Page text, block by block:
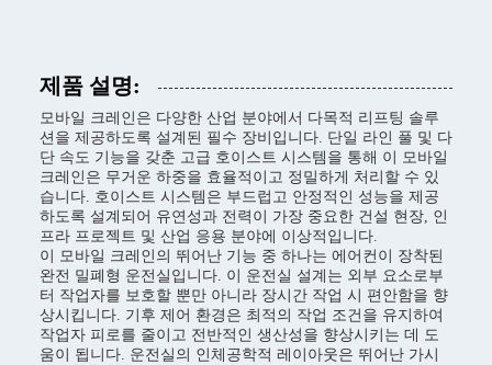
제품 설명:
모바일 크레인은 다양한 산업 분야에서 다목적 리프팅 솔루
션을 제공하도록 설계된 필수 장비입니다. 단일 라인 풀 및 다
단 속도 기능을 갖춘 고급 호이스트 시스템을 통해 이 모바일
크레인은 무거운 하중을 효율적이고 정밀하게 처리할 수 있
습니다. 호이스트 시스템은 부드럽고 안정적인 성능을 제공
하도록 설계되어 유연성과 전력이 가장 중요한 건설 현장, 인
프라 프로젝트 및 산업 응용 분야에 이상적입니다.
이 모바일 크레인의 뛰어난 기능 중 하나는 에어컨이 장착된
완전 밀폐형 운전실입니다. 이 운전실 설계는 외부 요소로부
터 작업자를 보호할 뿐만 아니라 장시간 작업 시 편안함을 향
상시킵니다. 기후 제어 환경은 최적의 작업 조건을 유지하여
작업자 피로를 줄이고 전반적인 생산성을 향상시키는 데 도
움이 됩니다. 운전실의 인체공학적 레이아웃은 뛰어난 가시